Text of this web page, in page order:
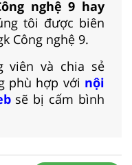
nghệ 9 hay
tôi được biên
Công nghệ 9.
viên và chia sẻ
phù hợp với nội
sẽ bị cấm bình